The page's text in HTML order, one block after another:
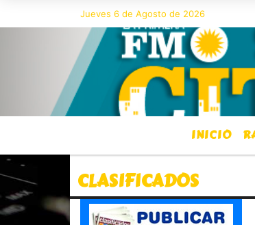
Jueves 6 de Agosto de 2026Hoy es Jueves 6
INICIO
CLASIFICADOS